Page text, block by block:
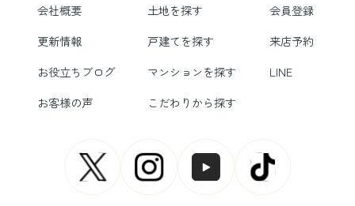
会社概要
土地を探す
会員登録
更新情報
戸建てを探す
来店予約
お役立ちブログ
マンションを探す
LINE
お客様の声
こだわりから探す